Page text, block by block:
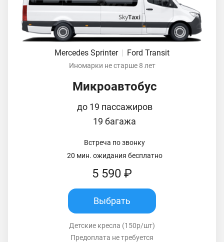
Mercedes Sprinter | Ford Transit
Иномарки не старше 8 лет
Микроавтобус
до 19 пассажиров
19 багажа
Встреча по звонку
20 мин. ожидания бесплатно
5 590 ₽
Выбрать
Детские кресла (150р/шт)
Предоплата не требуется